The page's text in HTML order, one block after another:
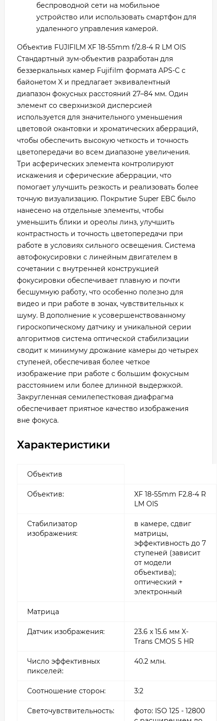
беспроводной сети на мобильное
устройство или использовать смартфон для
удаленного управления камерой.
Объектив FUJIFILM XF 18-55mm f/2.8-4 R LM OIS
Стандартный зум-объектив разработан для
беззеркальных камер Fujifilm формата APS-C с
байонетом X и предлагает эквивалентный
диапазон фокусных расстояний 27–84 мм. Один
элемент со сверхнизкой дисперсией
используется для значительного уменьшения
цветовой окантовки и хроматических аберраций,
чтобы обеспечить высокую четкость и точность
цветопередачи во всем диапазоне увеличения.
Три асферических элемента контролируют
искажения и сферические аберрации, что
помогает улучшить резкость и реализовать более
точную визуализацию. Покрытие Super EBC было
нанесено на отдельные элементы, чтобы
уменьшить блики и ореолы линз, улучшить
контрастность и точность цветопередачи при
работе в условиях сильного освещения. Система
автофокусировки с линейным двигателем в
сочетании с внутренней конструкцией
фокусировки обеспечивает плавную и почти
бесшумную работу, что особенно полезно для
видео и при работе в зонах, чувствительных к
шуму. В дополнение к усовершенствованному
гироскопическому датчику и уникальной серии
алгоритмов система оптической стабилизации
сводит к минимуму дрожание камеры до четырех
ступеней, обеспечивая более четкое
изображение при работе с большим фокусным
расстоянием или более длинной выдержкой.
Закругленная семилепестковая диафрагма
обеспечивает приятное качество изображения
вне фокуса.
Характеристики
Объектив
Объектив:
XF 18-55mm F2.8-4 R
LM OIS
Стабилизатор
изображения:
в камере, сдвиг
матрицы,
эффективность до 7
ступеней (зависит
от модели
объектива);
оптический +
электронный
Матрица
Датчик изображения:
23.6 х 15.6 мм X-
Trans CMOS 5 HR
Число эффективных
пикселей:
40.2 млн.
Соотношение сторон: 3:2
Светочувствительность:
фото: ISO 125 - 12800